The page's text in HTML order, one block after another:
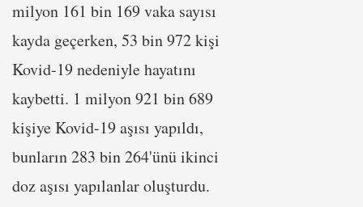
milyon 161 bin 169 vaka sayısı
kayda geçerken, 53 bin 972 kişi
Kovid-19 nedeniyle hayatını
kaybetti. 1 milyon 921 bin 689
kişiye Kovid-19 aşısı yapıldı,
bunların 283 bin 264'ünü ikinci
doz aşısı yapılanlar oluşturdu.